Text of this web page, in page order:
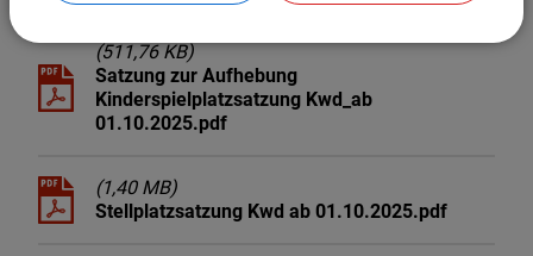
(511,76 KB)
Satzung zur Aufhebung
Kinderspielplatzsatzung Kwd_ab
01.10.2025.pdf
(1,40 MB)
Stellplatzsatzung Kwd ab 01.10.2025.pdf